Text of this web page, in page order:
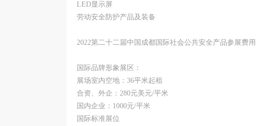
LED显示屏
劳动安全防护产品及装备
2022第二十二届中国成都国际社会公共安全产品参展费用
国际品牌形象展区：
展场室内空地：36平米起租
合资、外企：280元美元/平米
国内企业：1000元/平米
国际标准展位